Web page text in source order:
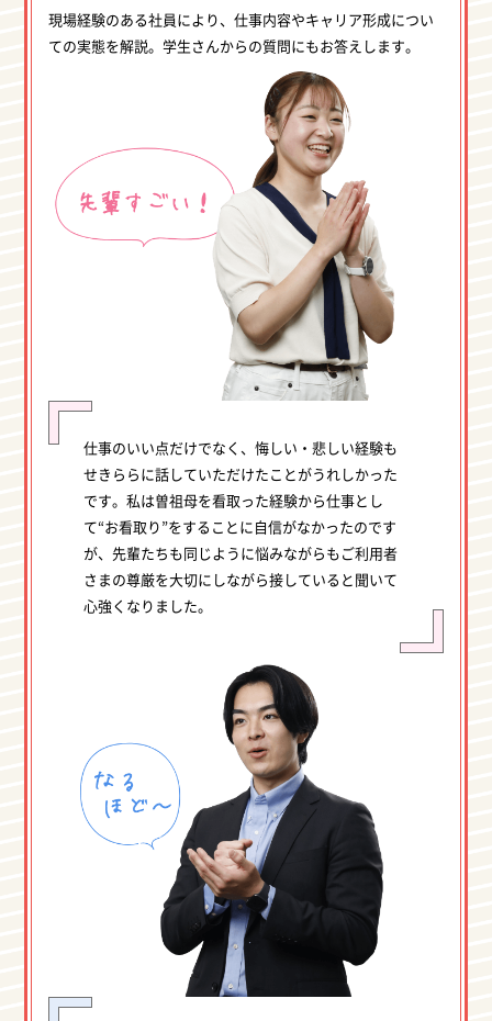
現場経験のある社員により、仕事内容やキャリア形成につい
ての実態を解説。学生さんからの質問にもお答えします。
仕事のいい点だけでなく、悔しい・悲しい経験も
せきららに話していただけたことがうれしかった
です。私は曽祖母を看取った経験から仕事とし
て“お看取り”をすることに自信がなかったのです
が、先輩たちも同じように悩みながらもご利用者
さまの尊厳を大切にしながら接していると聞いて
心強くなりました。